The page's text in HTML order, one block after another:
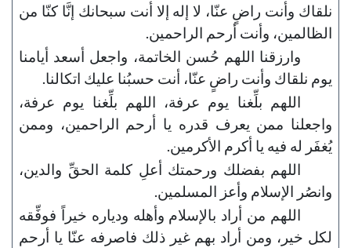
نلقاك وأنت راضٍ عنّا، لا إله إلا أنت سبحانك إنَّا كنّا من
الظالمين، وأنت أرحم الراحمين.
وارزقنا اللهم حُسن الخاتمة، واجعل أسعد أيامنا
يوم نلقاك وأنت راضٍ عنّا، أنت حسبُنا عليك اتكالنا.
اللهم بلِّغنا يوم عرفة، اللهم بلِّغنا يوم عرفة،
واجعلنا ممن يعرف قدره يا أرحم الراحمين، وممن
يُغفَر له فيه يا أكرم الأكرمين.
اللهم بفضلك ورحمتك أعلِ كلمة الحقِّ والدين،
وانصُر الإسلام وأعز المسلمين.
اللهم من أراد بالإسلام وأهله ودياره خيراً فوفِّقه
لكل خير، ومن أراد بهم غير ذلك فاصرفه عنّا يا أرحم